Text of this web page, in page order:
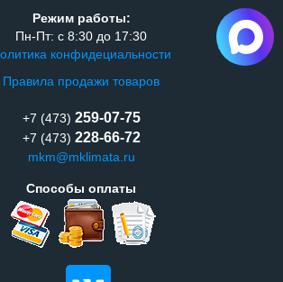
Режим работы:
Пн-Пт: с 8:30 до 17:30
конфидециальности
Правила продажи товаров
+7 (473) 259-07-75
+7 (473) 228-66-72
mkm@mklimata.ru
Способы оплаты